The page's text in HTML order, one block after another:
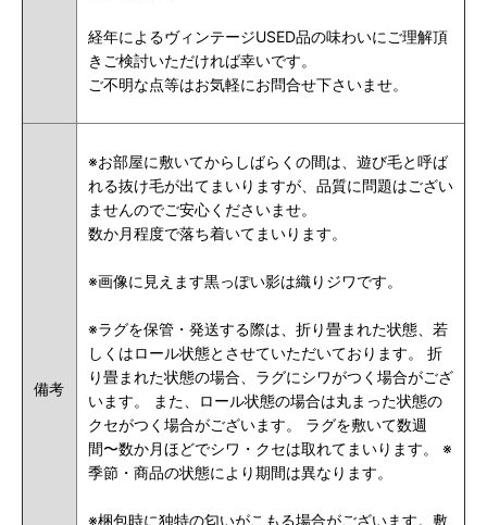
経年によるヴィンテージUSED品の味わいにご理解頂
きご検討いただければ幸いです。
ご不明な点等はお気軽にお問合せ下さいませ。
備考
※お部屋に敷いてからしばらくの間は、遊び毛と呼ば
れる抜け毛が出てまいりますが、品質に問題はござい
ませんのでご安心くださいませ。
数か月程度で落ち着いてまいります。
※画像に見えます黒っぽい影は織りジワです。
※ラグを保管・発送する際は、折り畳まれた状態、若
しくはロール状態とさせていただいております。 折
り畳まれた状態の場合、ラグにシワがつく場合がござ
います。 また、ロール状態の場合は丸まった状態の
クセがつく場合がございます。 ラグを敷いて数週
間〜数か月ほどでシワ・クセは取れてまいります。 ※
季節・商品の状態により期間は異なります。
※梱包時に独特の匂いがこもる場合がございます。敷